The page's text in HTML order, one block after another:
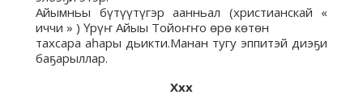
Айымньы бүтүүтүгэр аанньал (христианскай «
иччи » ) Үрүҥ Айыы Тойоҥҥо өрө көтөн
тахсара аһары дьикти.Манан тугу эппитэй диэҕи
баҕарыллар.
Ххх